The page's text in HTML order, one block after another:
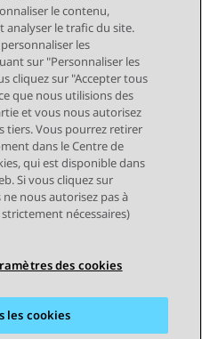
Sujet suivant
le contenu,
analyser le trafic du site.
les
sur "Personnaliser les
cliquez sur "Accepter tous
que nous utilisions des
et vous nous autorisez
tiers. Vous pourrez retirer
dans le Centre de
qui est disponible dans
Si vous cliquez sur
nous autorisez pas à
nécessaires)
des cookies
les cookies